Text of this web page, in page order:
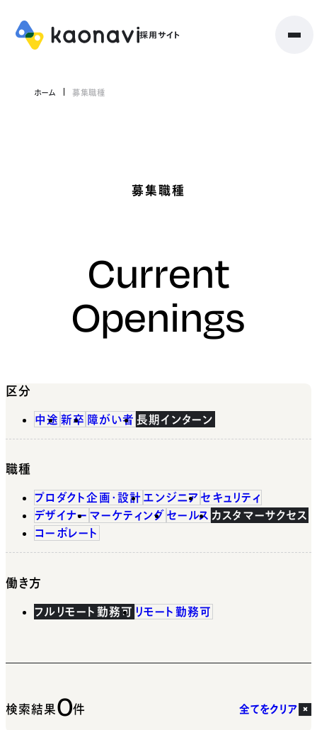
ホーム 募集職種
募集職種
Current
Openings
区分
中途 新卒 障がい者 長期インターン
職種
プロダクト企画・設計 エンジニア セキュリティ
デザイナー マーケティング セールス カスタマーサクセス
コーポレート
働き方
フルリモート勤務可 リモート勤務可
検索結果0件 全てをクリア